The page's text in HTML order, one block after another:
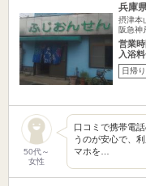
兵庫
摂津本
阪急神
営業
入浴
日帰り
50代～
女性
口コミで携帯電
うのが安心で、
マホを…